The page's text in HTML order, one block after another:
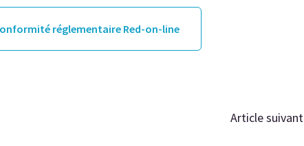
réglementaire Red-on-line
Article suivant